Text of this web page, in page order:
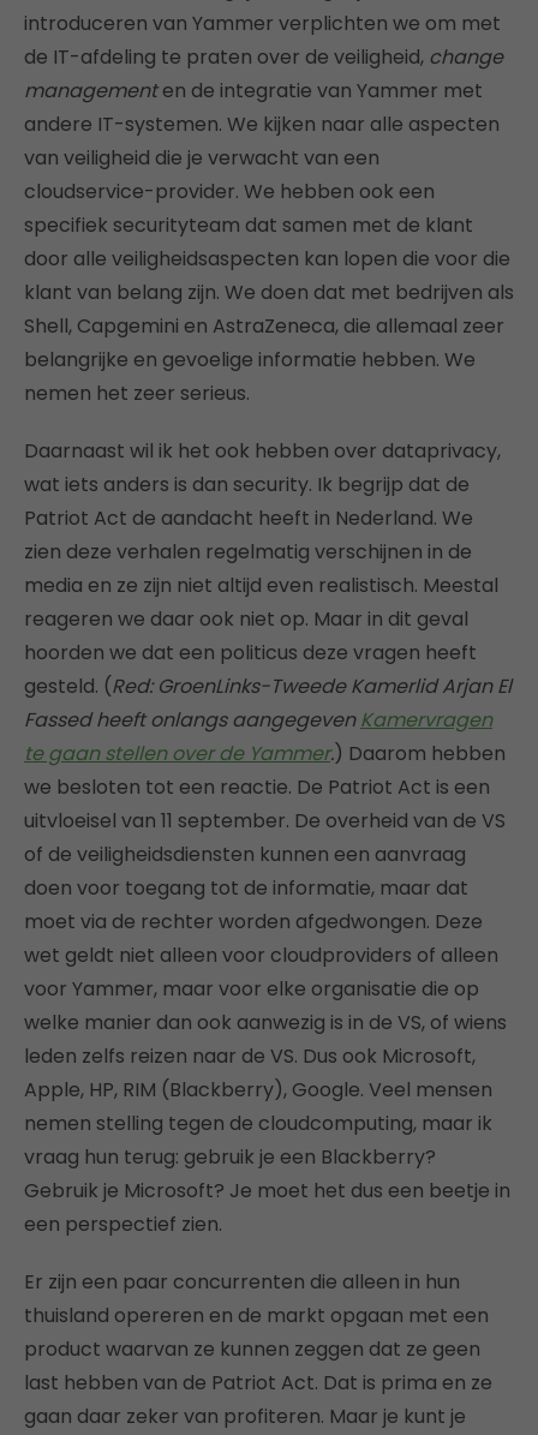
introduceren van Yammer verplichten we om met
de IT-afdeling te praten over de veiligheid, change
managementen de integratie van Yammer met
andere IT-systemen. We kijken naar alle aspecten
van veiligheid die je verwacht van een
cloudservice-provider. We hebben ook een
specifiek securityteam dat samen met de klant
door alle veiligheidsaspecten kan lopen die voor die
klant van belang zijn. We doen dat met bedrijven als
Shell, Capgemini en AstraZeneca, die allemaal zeer
belangrijke en gevoelige informatie hebben. We
nemen het zeer serieus.
Daarnaast wil ik het ook hebben over dataprivacy,
wat iets anders is dan security. Ik begrijp dat de
Patriot Act de aandacht heeft in Nederland. We
zien deze verhalen regelmatig verschijnen in de
media en ze zijn niet altijd even realistisch. Meestal
reageren we daar ook niet op. Maar in dit geval
hoorden we dat een politicus deze vragen heeft
gesteld. (Red: GroenLinks-Tweede Kamerlid Arjan El
Fassed heeft onlangs aangegevenKamervragen
te gaan stellen over de Yammer.) Daarom hebben
we besloten tot een reactie. De Patriot Act is een
uitvloeisel van 11 september. De overheid van de VS
of de veiligheidsdiensten kunnen een aanvraag
doen voor toegang tot de informatie, maar dat
moet via de rechter worden afgedwongen. Deze
wet geldt niet alleen voor cloudproviders of alleen
voor Yammer, maar voor elke organisatie die op
welke manier dan ook aanwezig is in de VS, of wiens
leden zelfs reizen naar de VS. Dus ook Microsoft,
Apple, HP, RIM (Blackberry), Google. Veel mensen
nemen stelling tegen de cloudcomputing, maar ik
vraag hun terug: gebruik je een Blackberry?
Gebruik je Microsoft? Je moet het dus een beetje in
een perspectief zien.
Er zijn een paar concurrenten die alleen in hun
thuisland opereren en de markt opgaan met een
product waarvan ze kunnen zeggen dat ze geen
last hebben van de Patriot Act. Dat is prima en ze
gaan daar zeker van profiteren. Maar je kunt je